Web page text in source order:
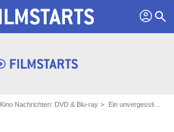
profil search
Kino Nachrichten: DVD & Blu-ray Ein unvergessliches 3,5-Stunden-Epos: Dieses Kriegsfilm-Meisterwerk sollte jeder einmal gesehen haben – jetzt neu bei Netflix!